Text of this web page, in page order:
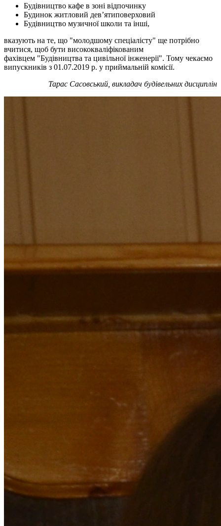
Будівництво кафе в зоні відпочинку
Будинок житловий дев’ятиповерховий
Будівництво музичної школи та інші,
вказують на те, що "молодшому спеціалісту" ще потрібно
вчитися, щоб бути висококваліфікованим
фахівцем "Будівництва та цивільної інженерії". Тому чекаємо
випускників з 01.07.2019 р. у приймальній комісії.
Тарас Сасовський, викладач будівельних дисциплін